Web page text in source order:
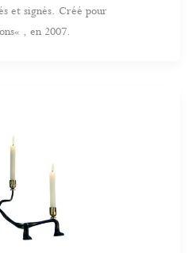
et signés. Créé pour
, en 2007.